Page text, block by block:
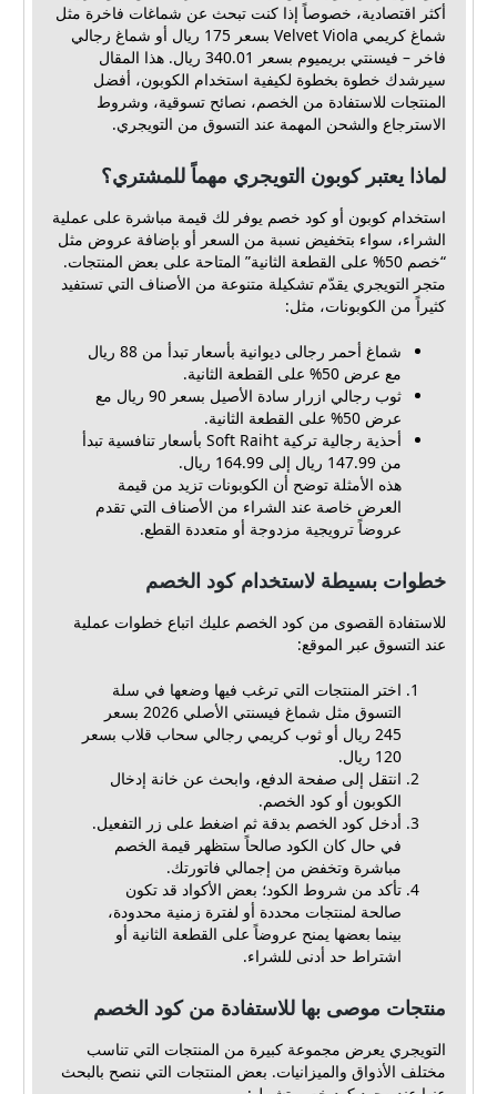
أكثر اقتصادية، خصوصاً إذا كنت تبحث عن شماغات فاخرة مثل
شماغ كريمي Velvet Viola بسعر 175 ريال أو شماغ رجالي
فاخر – فيسنتي بريميوم بسعر 340.01 ريال. هذا المقال
سيرشدك خطوة بخطوة لكيفية استخدام الكوبون، أفضل
المنتجات للاستفادة من الخصم، نصائح تسوقية، وشروط
الاسترجاع والشحن المهمة عند التسوق من التويجري.
لماذا يعتبر كوبون التويجري مهماً للمشتري؟
استخدام كوبون أو كود خصم يوفر لك قيمة مباشرة على عملية
الشراء، سواء بتخفيض نسبة من السعر أو بإضافة عروض مثل
“خصم 50% على القطعة الثانية” المتاحة على بعض المنتجات.
متجر التويجري يقدّم تشكيلة متنوعة من الأصناف التي تستفيد
كثيراً من الكوبونات، مثل:
شماغ أحمر رجالى ديوانية بأسعار تبدأ من 88 ريال
مع عرض 50% على القطعة الثانية.
ثوب رجالي ازرار سادة الأصيل بسعر 90 ريال مع
عرض 50% على القطعة الثانية.
أحذية رجالية تركية Soft Raiht بأسعار تنافسية تبدأ
من 147.99 ريال إلى 164.99 ريال.
هذه الأمثلة توضح أن الكوبونات تزيد من قيمة
العرض خاصة عند الشراء من الأصناف التي تقدم
عروضاً ترويجية مزدوجة أو متعددة القطع.
خطوات بسيطة لاستخدام كود الخصم
للاستفادة القصوى من كود الخصم عليك اتباع خطوات عملية
عند التسوق عبر الموقع:
اختر المنتجات التي ترغب فيها وضعها في سلة
التسوق مثل شماغ فيسنتي الأصلي 2026 بسعر
245 ريال أو ثوب كريمي رجالي سحاب قلاب بسعر
120 ريال.
انتقل إلى صفحة الدفع، وابحث عن خانة إدخال
الكوبون أو كود الخصم.
أدخل كود الخصم بدقة ثم اضغط على زر التفعيل.
في حال كان الكود صالحاً ستظهر قيمة الخصم
مباشرة وتخفض من إجمالي فاتورتك.
تأكد من شروط الكود؛ بعض الأكواد قد تكون
صالحة لمنتجات محددة أو لفترة زمنية محدودة،
بينما بعضها يمنح عروضاً على القطعة الثانية أو
اشتراط حد أدنى للشراء.
منتجات موصى بها للاستفادة من كود الخصم
التويجري يعرض مجموعة كبيرة من المنتجات التي تناسب
مختلف الأذواق والميزانيات. بعض المنتجات التي ننصح بالبحث